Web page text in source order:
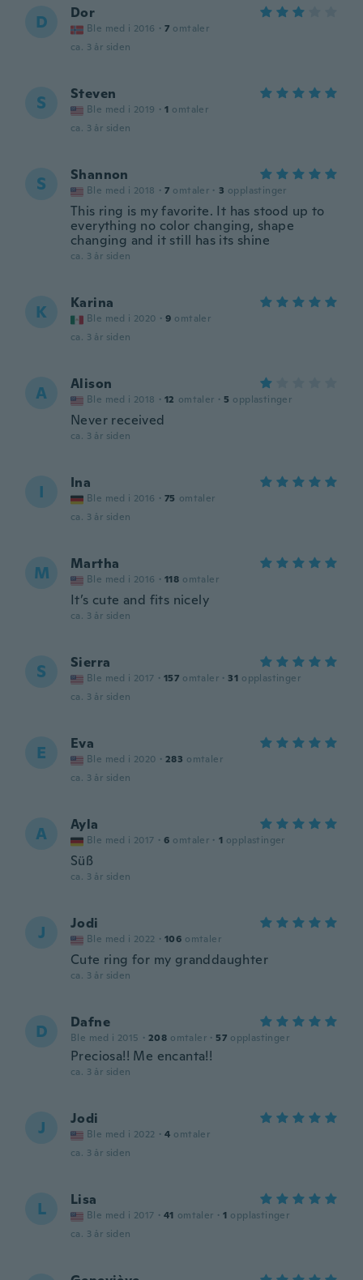
D Dor
Ble med i 2016 · 7 omtaler
ca. 3 år siden
S Steven
Ble med i 2019 · 1 omtaler
ca. 3 år siden
S Shannon
Ble med i 2018 · 7 omtaler · 3 opplastinger
This ring is my favorite. It has stood up to
everything no color changing, shape
changing and it still has its shine
ca. 3 år siden
K Karina
Ble med i 2020 · 9 omtaler
ca. 3 år siden
A Alison
Ble med i 2018 · 12 omtaler · 5 opplastinger
Never received
ca. 3 år siden
I Ina
Ble med i 2016 · 75 omtaler
ca. 3 år siden
M Martha
Ble med i 2016 · 118 omtaler
It’s cute and fits nicely
ca. 3 år siden
S Sierra
Ble med i 2017 · 157 omtaler · 31 opplastinger
ca. 3 år siden
E Eva
Ble med i 2020 · 283 omtaler
ca. 3 år siden
A Ayla
Ble med i 2017 · 6 omtaler · 1 opplastinger
Süß
ca. 3 år siden
J Jodi
Ble med i 2022 · 106 omtaler
Cute ring for my granddaughter
ca. 3 år siden
D Dafne
Ble med i 2015 · 208 omtaler · 57 opplastinger
Preciosa!! Me encanta!!
ca. 3 år siden
J Jodi
Ble med i 2022 · 4 omtaler
ca. 3 år siden
L Lisa
Ble med i 2017 · 41 omtaler · 1 opplastinger
ca. 3 år siden